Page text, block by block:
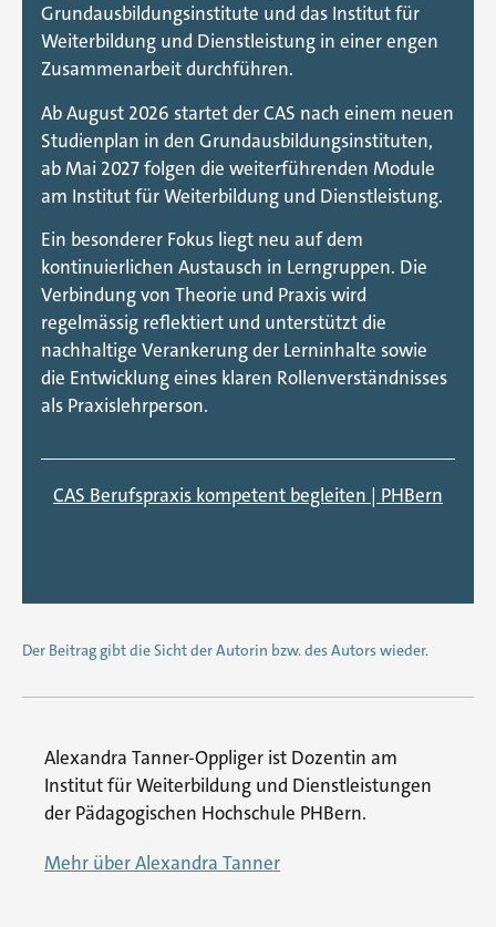
Grundausbildungsinstitute und das Institut für
Weiterbildung und Dienstleistung in einer engen
Zusammenarbeit durchführen.
Ab August 2026 startet der CAS nach einem neuen
Studienplan in den Grundausbildungsinstituten,
ab Mai 2027 folgen die weiterführenden Module
am Institut für Weiterbildung und Dienstleistung.
Ein besonderer Fokus liegt neu auf dem
kontinuierlichen Austausch in Lerngruppen. Die
Verbindung von Theorie und Praxis wird
regelmässig reflektiert und unterstützt die
nachhaltige Verankerung der Lerninhalte sowie
die Entwicklung eines klaren Rollenverständnisses
als Praxislehrperson.
CAS Berufspraxis kompetent begleiten | PHBern
Der Beitrag gibt die Sicht der Autorin bzw. des Autors wieder.
Alexandra Tanner-Oppliger ist Dozentin am
Institut für Weiterbildung und Dienstleistungen
der Pädagogischen Hochschule PHBern.
Mehr über Alexandra Tanner